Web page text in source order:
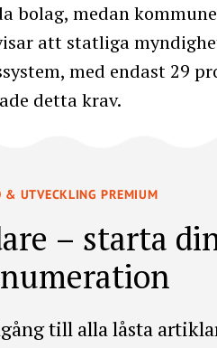
bolag, medan
att statliga
med endast 29
detta krav.
& UTVECKLING PREMIUM
– starta
till alla låsta